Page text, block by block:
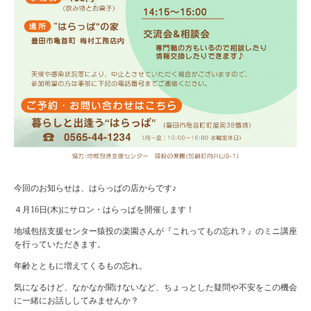
今回のお知らせは、はらっぱの店からです♪
４月16日(木)にサロン・はらっぱを開催します！
地域包括支援センター猿投の楽園さんが『これってもの忘れ？』のミニ講座
を行っていただきます。
年齢とともに増えてくるもの忘れ。
気になるけど、なかなか聞けないなど、ちょっとした疑問や不安をこの機会
に一緒にお話ししてみませんか？